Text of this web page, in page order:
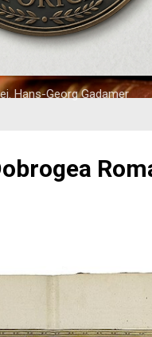
Hans-Georg Gadamer